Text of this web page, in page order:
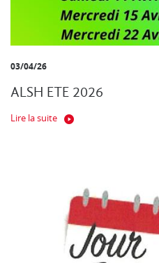
03/04/26
ALSH ETE 2026
Lire la suite